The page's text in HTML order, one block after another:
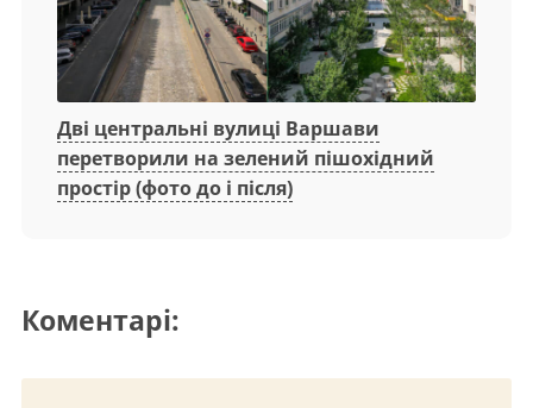
Дві центральні вулиці Варшави
перетворили на зелений пішохідний
простір (фото до і після)
Коментарі: